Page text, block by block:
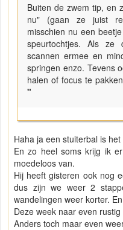
Buiten de zwem tip, en
nu" (gaan ze juist
misschien nu een
speurtochtjes. Als
scannen ermee en
springen enzo. Tevens
halen of focus te
"
Haha ja een stuiterbal is het
En zo heel soms krijg ik
moedeloos van.
Hij heeft gisteren ook nog
dus zijn we weer 2
wandelingen weer korter.
Deze week naar even
Anders toch maar even